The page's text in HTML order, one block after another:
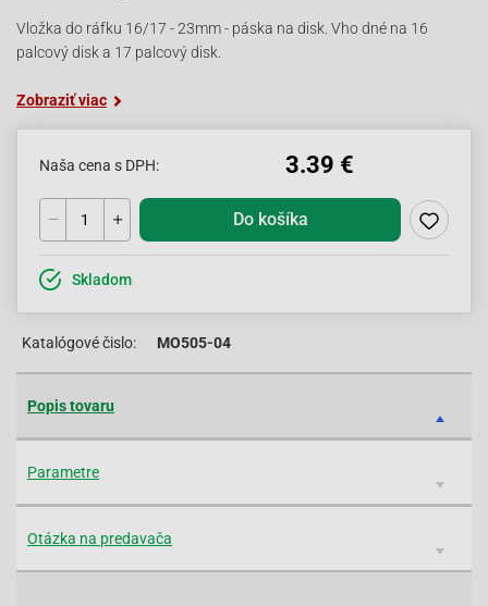
Vložka do ráfku 16/17 - 23mm - páska na disk. Vho dné na 16
palcový disk a 17 palcový disk.
Zobraziť viac
Naša cena s DPH: 3.39 €
Do košíka
Skladom
Katalógové čislo: MO505-04
Popis tovaru
Parametre
Otázka na predavača